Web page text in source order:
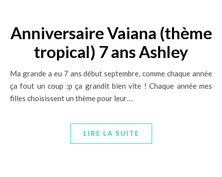
Anniversaire Vaiana (thème
tropical) 7 ans Ashley
Ma grande a eu 7 ans début septembre, comme chaque année
ça fout un coup :p ça grandit bien vite ! Chaque année mes
filles choisissent un thème pour leur…
LIRE LA SUITE